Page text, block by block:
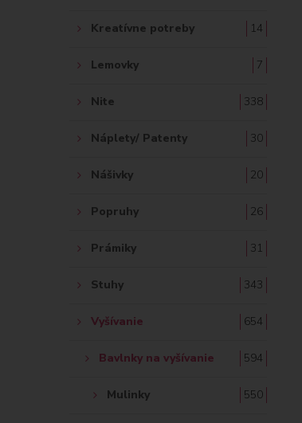
Kreatívne potreby 14
Lemovky 7
Nite 338
Náplety/ Patenty 30
Nášivky 20
Popruhy 26
Prámiky 31
Stuhy 343
Vyšívanie 654
Bavlnky na vyšívanie 594
Mulinky 550